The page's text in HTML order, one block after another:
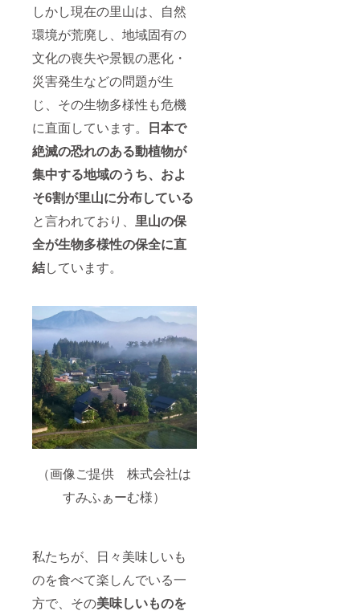
しかし現在の里山は、自然
環境が荒廃し、地域固有の
文化の喪失や景観の悪化・
災害発生などの問題が生
じ、その生物多様性も危機
に直面しています。 日本で
絶滅の恐れのある動植物が
集中する地域のうち、およ
そ6割が里山に分布している
と言われており、 里山の保
全が生物多様性の保全に直
結しています。
（画像ご提供 株式会社は
すみふぁーむ様）
私たちが、日々美味しいも
のを食べて楽しんでいる一
方で、その美味しいものを